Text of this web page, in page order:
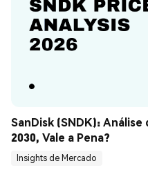
SanDisk (SNDK): Análise
2030, Vale a Pena?
Insights de Mercado